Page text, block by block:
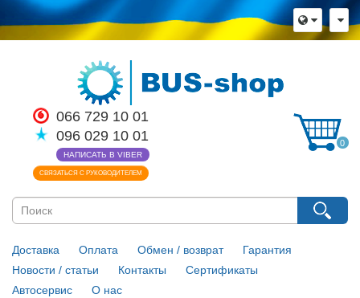
066 729 10 01
096 029 10 01
НАПИСАТЬ В VIBER
СВЯЗАТЬСЯ С РУКОВОДИТЕЛЕМ
0
Доставка Оплата Обмен / возврат
Гарантия
Новости / статьи
Контакты
Сертификаты
Автосервис
О нас